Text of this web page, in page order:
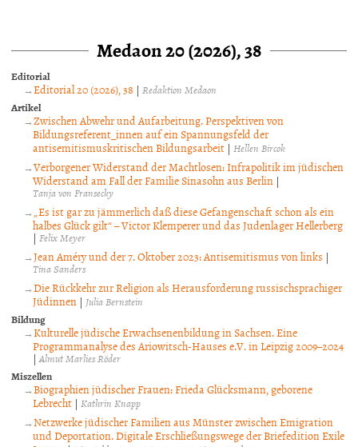
Medaon 20 (2026), 38
Editorial
Editorial 20 (2026), 38 |Redaktion Medaon
Artikel
Zwischen Abwehr und Aufarbeitung. Perspektiven von
Bildungsreferent_innen auf ein Spannungsfeld der
antisemitismuskritischen Bildungsarbeit | Hellen Bircok
Verborgener Widerstand der Machtlosen: Infrapolitik im jüdischen
Widerstand am Fall der Familie Sinasohn aus Berlin |
Tanja von Fransecky
„Es ist gar zu jämmerlich daß diese Gefangenschaft schon als ein
halbes Glück gilt“ – Victor Klemperer und das Judenlager Hellerberg
| Felix Meyer
Jean Améry und der 7. Oktober 2023: Antisemitismus von links |
Tina Sanders
Die Rückkehr zur Religion als Herausforderung russischsprachiger
Jüdinnen | Julia Bernstein
Bildung
Kulturelle jüdische Erwachsenenbildung in Sachsen. Eine
Programmanalyse des Ariowitsch-Hauses e.V. in Leipzig 2009–2024
|Almut Marlies Röder
Miszellen
Biographien jüdischer Frauen: Frieda Glücksmann, geborene
Lebrecht | Kathrin Knapp
Netzwerke jüdischer Familien aus Münster zwischen Emigration
und Deportation. Digitale Erschließungswege der Briefedition Exile